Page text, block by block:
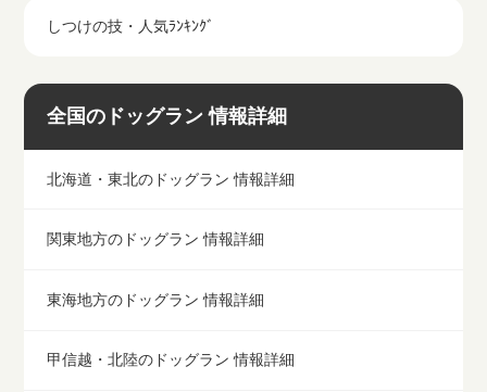
りに登録してください。
しつけの技・人気ﾗﾝｷﾝｸﾞ
全国のドッグラン 情報詳細
北海道・東北のドッグラン 情報詳細
関東地方のドッグラン 情報詳細
東海地方のドッグラン 情報詳細
甲信越・北陸のドッグラン 情報詳細